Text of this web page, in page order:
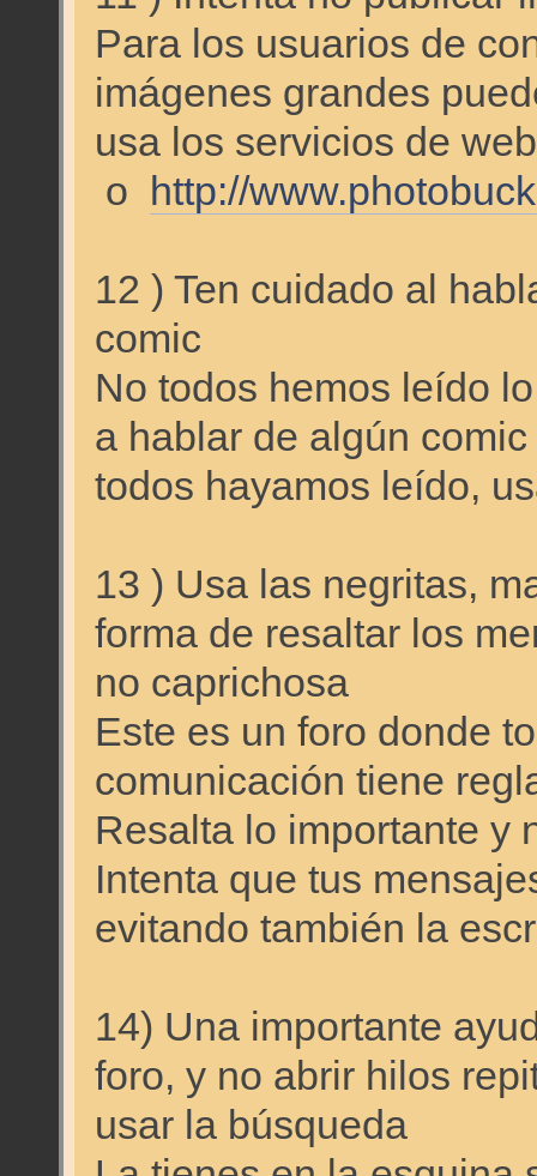
Para los usuarios de
imágenes grandes
usa los servicios de
o
http://
12 ) Ten cuidado al
comic
No todos hemos leído
a hablar de algún
todos hayamos leído,
13 ) Usa las negritas,
forma de resaltar los
no caprichosa
Este es un foro donde
comunicación tiene
Resalta lo importante y
Intenta que tus
evitando también la
14) Una importante
foro, y no abrir hilos
usar la búsqueda